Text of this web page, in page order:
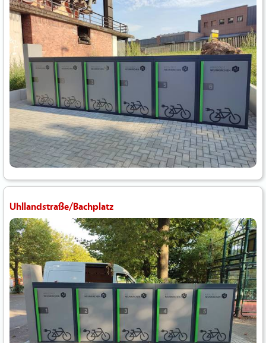
Uhllandstraße/Bachplatz